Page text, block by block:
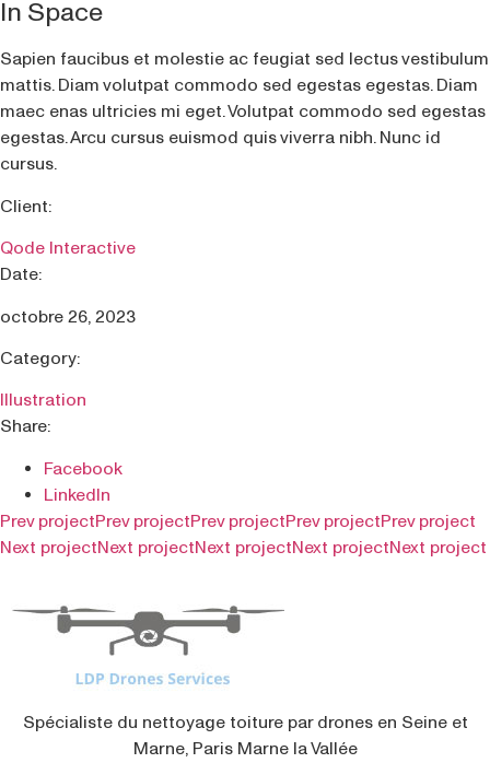
In Space
Sapien faucibus et molestie ac feugiat sed lectus vestibulum
mattis. Diam volutpat commodo sed egestas egestas. Diam
maec enas ultricies mi eget. Volutpat commodo sed egestas
egestas. Arcu cursus euismod quis viverra nibh. Nunc id
cursus.
Client:
Qode Interactive
Date:
octobre 26, 2023
Category:
Illustration
Share:
Facebook
LinkedIn
Prev projectPrev projectPrev projectPrev projectPrev project
Next projectNext projectNext projectNext projectNext project
Spécialiste du nettoyage toiture par drones en Seine et
Marne, Paris Marne la Vallée